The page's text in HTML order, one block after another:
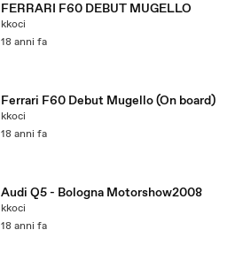
FERRARI F60 DEBUT MUGELLO
kkoci
18 anni fa
Ferrari F60 Debut Mugello (On board)
kkoci
18 anni fa
Audi Q5 - Bologna Motorshow2008
kkoci
18 anni fa